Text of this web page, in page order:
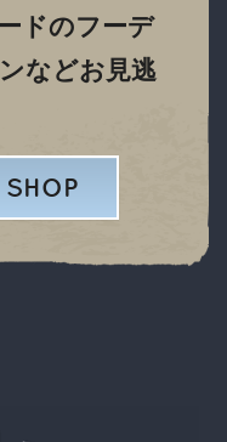
ドのフーデ
などお見逃